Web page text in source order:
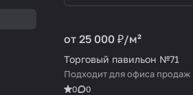
от 25 000 ₽/м²
Торговый павильон №71
Подходит для офиса продаж
0 0